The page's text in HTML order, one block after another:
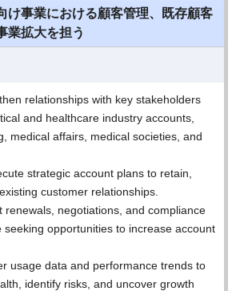
け事業における顧客管理、既存顧客
業拡大を担う
relationships with key stakeholders
and healthcare industry accounts,
medical affairs, medical societies, and
strategic account plans to retain,
customer relationships.
renewals, negotiations, and compliance
seeking opportunities to increase account
usage data and performance trends to
identify risks, and uncover growth